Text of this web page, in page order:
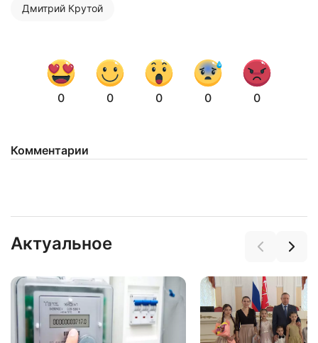
Дмитрий Крутой
0 0 0 0 0
Комментарии
Актуальное